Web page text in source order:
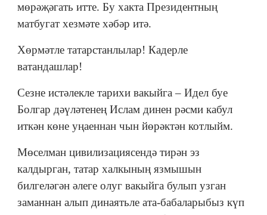
мөрәҗәгать итте. Бу хакта Президентның
матбугат хезмәте хәбәр итә.
Хөрмәтле татарстанлылар! Кадерле
ватандашлар!
Сезне истәлекле тарихи вакыйга – Идел буе
Болгар дәүләтенең Ислам динен рәсми кабул
иткән көне уңаеннан чын йөрәктән котлыйм.
Мөселман цивилизациясендә тирән эз
калдырган, татар халкының язмышын
билгеләгән әлеге олуг вакыйга булып узган
заманнан алып динаятьле ата-бабаларыбыз күп